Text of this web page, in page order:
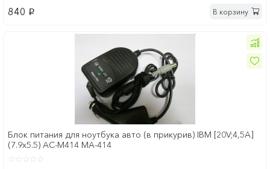
840 p В корзину
Блок питания для ноутбука авто (в прикурив) IBM [20V;4,5A]
(7.9x5.5) AC-M414 MA-414